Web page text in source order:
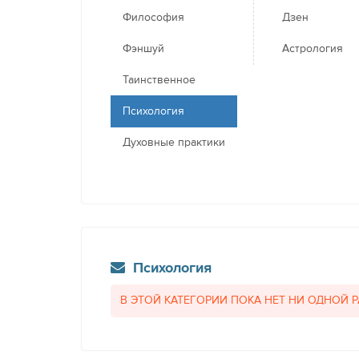
Философия
Фэншуй
Таинственное
Психология
Духовные практики
Дзен
Астрология
Психология
В ЭТОЙ КАТЕГОРИИ ПОКА НЕТ НИ ОДНОЙ